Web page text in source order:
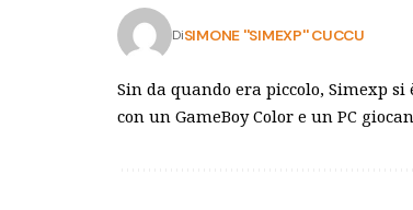
DiSIMONE ''SIMEXP'' CUCCU
Sin da quando era piccolo, Simexp
con un GameBoy Color e un PC